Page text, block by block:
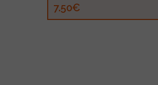
7.50€